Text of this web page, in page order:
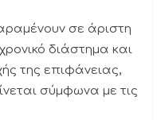
σε άριστη
διάστημα και
της επιφάνειας,
σύμφωνα με τις